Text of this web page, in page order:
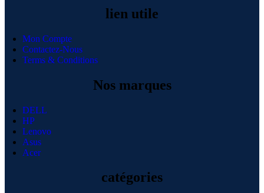
lien utile
Mon Compte
Contactez-Nous
Terms & Conditions
Nos marques
DELL
HP
Lenovo
Asus
Acer
catégories